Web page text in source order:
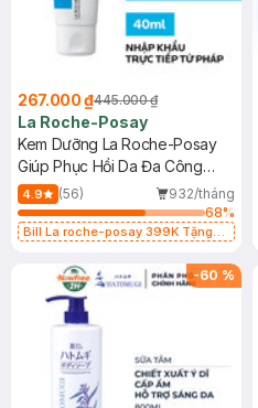
267.000 ₫445.000 ₫
La Roche-Posay
Kem Dưỡng La Roche-Posay
Giúp Phục Hồi Da Đa Công
Dụng 40ml
4.9 (56)
932/tháng
68%
Bill La roche-posay 399K Tặng
(SL có hạn)
-60 %